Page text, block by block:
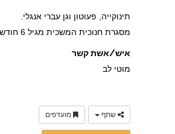
תינוקייה, פעוטון וגן עברי אנגלי.
מסגרת חנוכית המשכית מגיל 6 חודשים עד גיל 6
איש/אשת קשר
מוטי לב
שתף מועדפים